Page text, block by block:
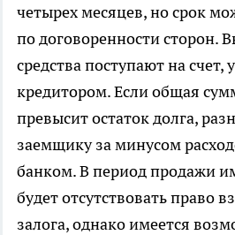
четырех месяцев, но срок
по договоренности сторон.
средства поступают на счет,
кредитором. Если общая
превысит остаток долга,
заемщику за минусом
банком. В период продажи
будет отсутствовать право
залога, однако имеется